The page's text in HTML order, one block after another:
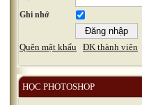
Ghi nhớ
Quên mật khẩu ĐK thành viên
HỌC PHOTOSHOP